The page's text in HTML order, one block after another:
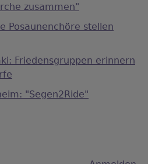
zusammen"
Posaunenchöre stellen
Friedensgruppen erinnern
"Segen2Ride"